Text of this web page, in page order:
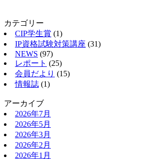
カテゴリー
CIP学生賞 (1)
IP資格試験対策講座 (31)
NEWS (97)
レポート (25)
会員だより (15)
情報誌 (1)
アーカイブ
2026年7月
2026年5月
2026年3月
2026年2月
2026年1月